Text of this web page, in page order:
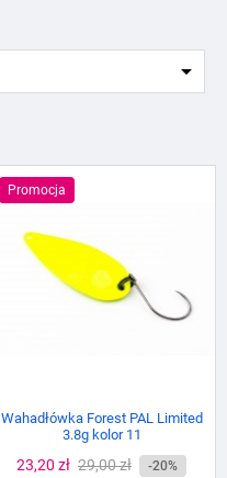

Promocja
Wahadłówka Forest PAL Limited
3.8g kolor 11
Cena
23,20 zł Cena
29,00 zł -20%